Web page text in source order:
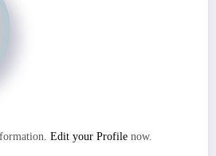
Edit your Profile now.